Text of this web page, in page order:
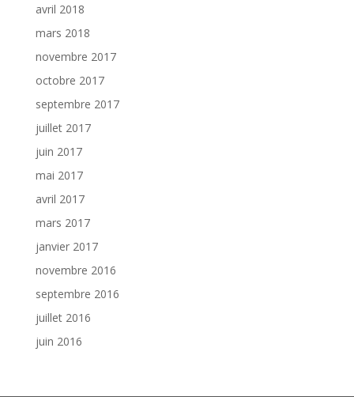
avril 2018
mars 2018
novembre 2017
octobre 2017
septembre 2017
juillet 2017
juin 2017
mai 2017
avril 2017
mars 2017
janvier 2017
novembre 2016
septembre 2016
juillet 2016
juin 2016